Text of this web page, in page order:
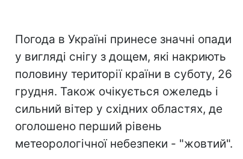
Погода в Україні принесе значні опади
у вигляді снігу з дощем, які накриють
половину території країни в суботу, 26
грудня. Також очікується ожеледь і
сильний вітер у східних областях, де
оголошено перший рівень
метеорологічної небезпеки - "жовтий".